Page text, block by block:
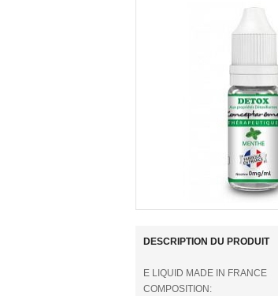
DESCRIPTION DU PRODUIT
E LIQUID MADE IN FRANCE
COMPOSITION: